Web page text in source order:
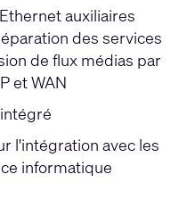
auxiliaires
des services
de flux médias par
et WAN
l'intégration avec les
informatique